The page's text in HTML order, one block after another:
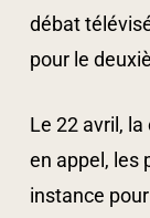
débat
pour le
Le 22 avril, la
en appel, les
instance